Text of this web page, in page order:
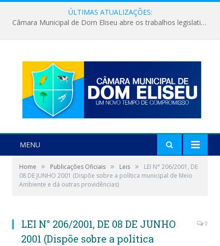
ÚLTIMAS ATUALIZAÇÕES:
Câmara Municipal de Dom Eliseu abre os trabalhos legislativos do segundo semestre
MENU
Home » Publicações Oficiais » Leis »
LEI N° 206/2001, DE
08 DE JUNHO 2001 (Dispõe sobre a política municipal de Meio
Ambiente e dá outras providências)
LEI N° 206/2001, DE 08 DE JUNHO
2001 (Dispõe sobre a política
0